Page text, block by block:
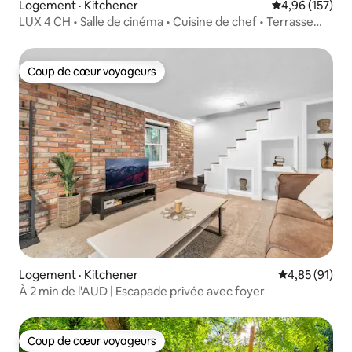
Logement · Kitchener Note
4,96 (157)
LUX 4 CH • Salle de cinéma • Cuisine de chef • Terrasse
Coup de cœur voyageurs
Coup de cœur voyageurs
Logement · Kitchener Note
4,85 (91)
À 2 min de l'AUD | Escapade privée avec foyer
Coup de cœur voyageurs
Coup de cœur voyageurs